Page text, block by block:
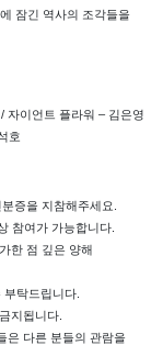
잠긴 역사의 조각들을
자이언트 플라워 – 김은영
호
증을 지참해주세요.
참여가 가능합니다.
한 점 깊은 양해
탁드립니다.
지됩니다.
은 다른 분들의 관람을